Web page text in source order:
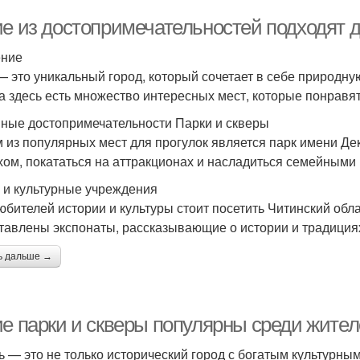
из достопримечательностей подходят
это уникальный город, который сочетает в себе
здесь есть множество интересных мест, которые
достопримечательности Парки и скверы
популярных мест для прогулок является парк имени
покататься на аттракционах и насладиться
культурные учреждения
истории и культуры стоит посетить Читинский
экспонаты, рассказывающие о истории и
дальше →
парки и скверы популярны среди
— это не только исторический город с богатым